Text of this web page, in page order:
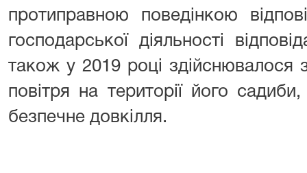
протиправною поведінкою
господарської діяльності
також у 2019 році здійснювалося
повітря на території його
безпечне довкілля.